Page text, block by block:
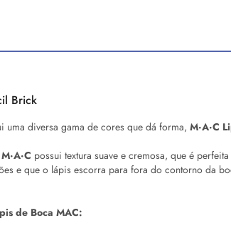
Brick
uma diversa gama de cores que dá forma, M·A·C
possui textura suave e cremosa, que é
e que o lápis escorra para fora do contorno da
de Boca MAC: